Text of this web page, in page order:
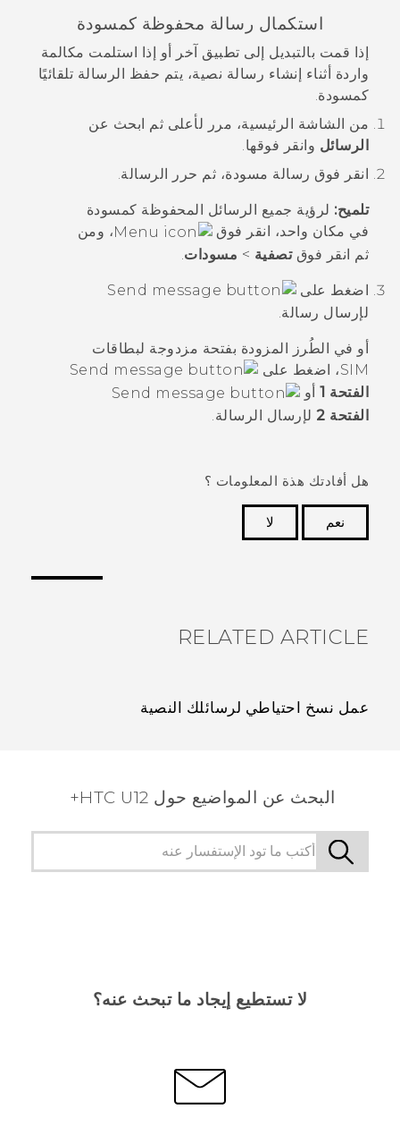
استكمال رسالة محفوظة كمسودة
إذا قمت بالتبديل إلى تطبيق آخر أو إذا استلمت مكالمة
واردة أثناء إنشاء رسالة نصية، يتم حفظ الرسالة تلقائيًا
كمسودة.
من الشاشة
الرئيسية، مرر لأعلى ثم ابحث عن
الرسائل وانقر فوقها.
انقر فوق رسالة مسودة، ثم حرر الرسالة.
تلميح: لرؤية جميع الرسائل المحفوظة كمسودة
في مكان واحد، انقر فوق
، ومن
ثم انقر فوقتصفية > مسودات
اضغط على
لإرسال رسالة.
أو في الطُرز المزودة بفتحة مزدوجة لبطاقات
SIM، اضغط على
الفتحة 1
أو
الفتحة 2
لإرسال الرسالة.
هل أفادتك هذة المعلومات ؟
نعم
لا
RELATED ARTICLE
عمل نسخ احتياطي لرسائلك النصية
البحث عن المواضيع حول HTC U12+
لا تستطيع إيجاد ما تبحث عنه؟